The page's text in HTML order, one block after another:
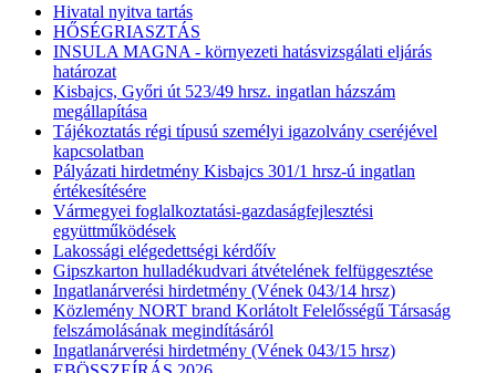
Hivatal nyitva tartás
HŐSÉGRIASZTÁS
INSULA MAGNA - környezeti hatásvizsgálati eljárás
határozat
Kisbajcs, Győri út 523/49 hrsz. ingatlan házszám
megállapítása
Tájékoztatás régi típusú személyi igazolvány cseréjével
kapcsolatban
Pályázati hirdetmény Kisbajcs 301/1 hrsz-ú ingatlan
értékesítésére
Vármegyei foglalkoztatási-gazdaságfejlesztési
együttműködések
Lakossági elégedettségi kérdőív
Gipszkarton hulladékudvari átvételének felfüggesztése
Ingatlanárverési hirdetmény (Vének 043/14 hrsz)
Közlemény NORT brand Korlátolt Felelősségű Társaság
felszámolásának megindításáról
Ingatlanárverési hirdetmény (Vének 043/15 hrsz)